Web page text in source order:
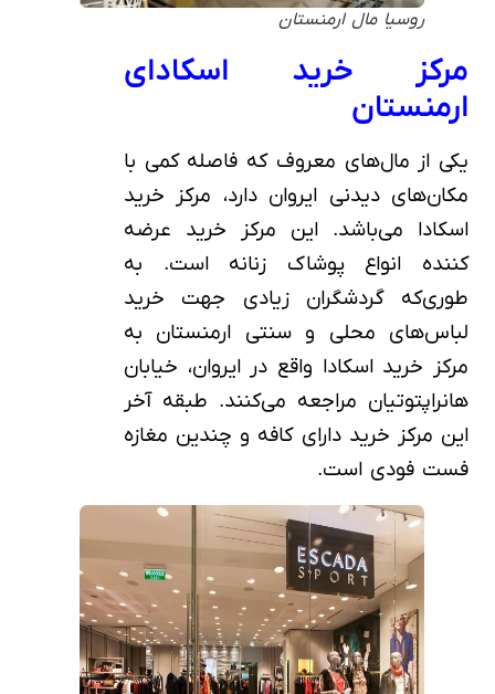
روسیا مال ارمنستان
مرکز خرید اسکادای
ارمنستان
یکی از مال‌های معروف که فاصله کمی با
مکان‌های دیدنی ایروان دارد، مرکز خرید
اسکادا می‌باشد. این مرکز خرید عرضه
کننده انواع پوشاک زنانه است. به
طوری‌که گردشگران زیادی جهت خرید
لباس‌های محلی و سنتی ارمنستان به
مرکز خرید اسکادا واقع در ایروان، خیابان
هانراپتوتیان مراجعه می‌کنند. طبقه آخر
این مرکز خرید دارای کافه و چندین مغازه
فست فودی است.